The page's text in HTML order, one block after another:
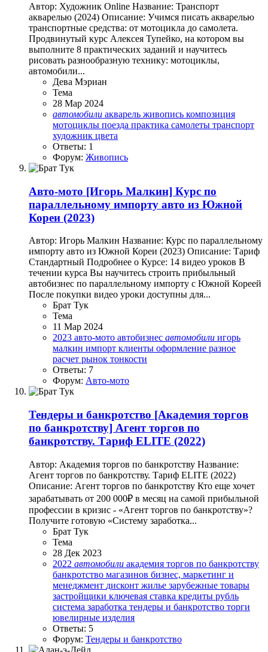
Автор: Художник Online Название: Транспорт
акварелью (2024) Описание: Учимся писать акварелью
транспортные средства: от мотоцикла до самолета.
Продвинутый курс Алексея Тупейко, на котором вы
выполните 8 практических заданий и научитесь
рисовать разнообразную технику: мотоциклы,
автомобили...
Дева Мэриан
Тема
28 Мар 2024
автомобили акварель живопись композиция
мотоциклы поезда практика самолеты транспорт
художник цвета
Ответы: 1
Форум: Живопись
Авто-мото [Игорь Малкин] Курс по
параллельному импорту авто из Южной
Кореи (2023)
Автор: Игорь Малкин Название: Курс по параллельному
импорту авто из Южной Кореи (2023) Описание: Тариф
Стандартный Подробнее о Курсе: 14 видео уроков В
течении курса Вы научитесь строить прибыльный
автобизнес по параллельному импорту с Южной Кореей
После покупки видео уроки доступны для...
Брат Тук
Тема
11 Мар 2024
2023 авто-мото автобизнес автомобили игорь
малкин импорт клиенты оформление разное
расчет рынок тонкости
Ответы: 7
Форум: Авто-мото
Тендеры и банкротство [Академия торгов
по банкротству] Агент торгов по
банкротству. Тариф ELITE (2022)
Автор: Академия торгов по банкротству Название:
Агент торгов по банкротству. Тариф ELITE (2022)
Описание: Агент торгов по банкротству Кто еще хочет
зарабатывать от 200 000₽ в месяц на самой прибыльной
профессии в кризис - «Агент торгов по банкротству»?
Получите готовую «Систему заработка...
Брат Тук
Тема
28 Дек 2023
2022 автомобили академия торгов по банкротству
банкротство магазинов бизнес, маркетинг и
менеджмент дисконт жилье зарубежные товары
застройщики ключевая ставка кредиты рубль
система заработка тендеры и банкротство торги
ювелирные изделия
Ответы: 5
Форум: Тендеры и банкротство